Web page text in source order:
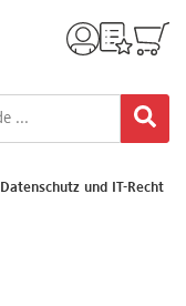
Datenschutz und IT-Recht